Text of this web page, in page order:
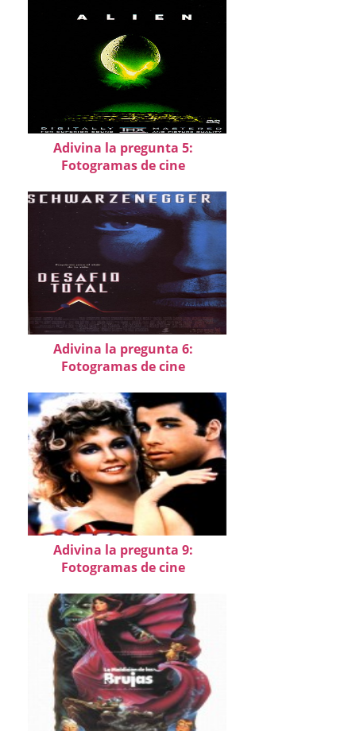
Adivina la pregunta 5:
Fotogramas de cine
Adivina la pregunta 6:
Fotogramas de cine
Adivina la pregunta 9:
Fotogramas de cine